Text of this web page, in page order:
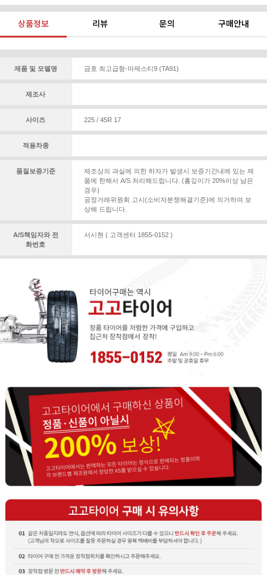
상품정보 리뷰 문의 구매안내
제품 및 모델명 금호 최고급형-마제스티9 (TA91)
제조사
사이즈 225 / 45R 17
적용차종
품질보증기준
제조상의 과실에 의한 하자가 발생시 보증기간내에 있는 제
품에 한해서 A/S 처리해드립니다. (홈깊이가 20%이상 남은
경우)
공정거래위원회 고시(소비자분쟁해결기준)에 의거하여 보
상해 드립니다.
A/S책임자와 전
화번호
서시현 ( 고객센터 1855-0152 )